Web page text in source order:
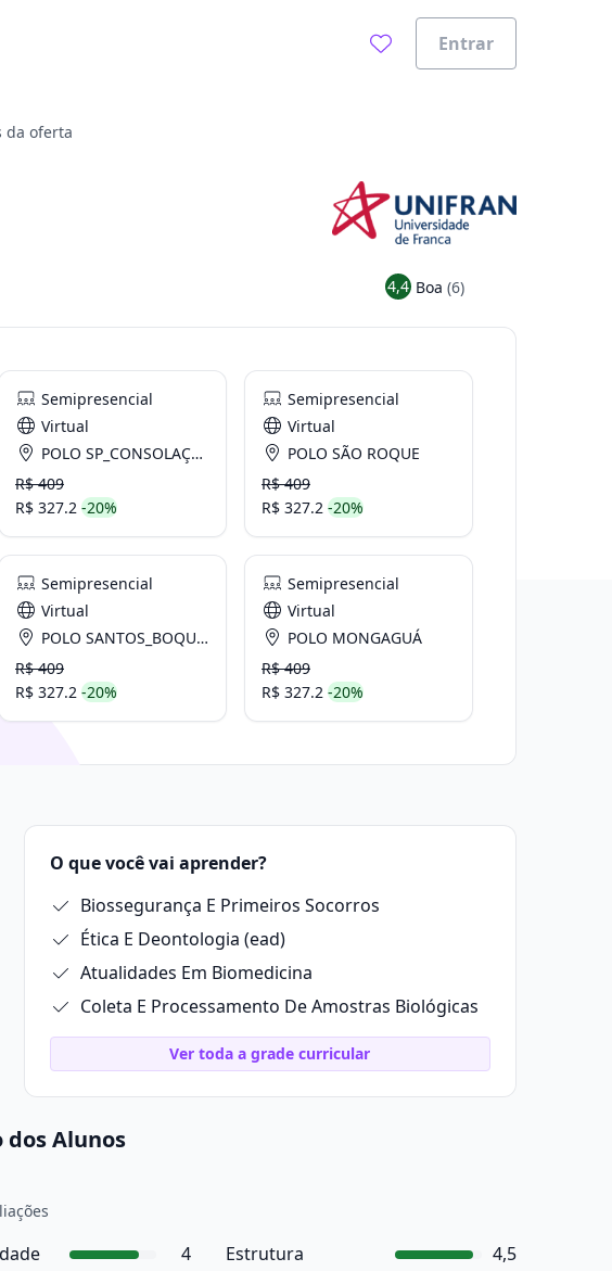
Entrar
da oferta
4,4 Boa (6)
Semipresencial
Virtual
POLO SP_CONSOLAÇÃO - São Paulo
R$ 409
R$ 327.2 -20%
Semipresencial
Virtual
POLO SÃO ROQUE
R$ 409
R$ 327.2 -20%
Semipresencial
Virtual
POLO SANTOS_BOQUEIRÃO
R$ 409
R$ 327.2 -20%
Semipresencial
Virtual
POLO MONGAGUÁ
R$ 409
R$ 327.2 -20%
O que você vai aprender?
Biossegurança E Primeiros Socorros
Ética E Deontologia (ead)
Atualidades Em Biomedicina
Coleta E Processamento De Amostras Biológicas
Ver toda a grade curricular
dos Alunos
4 Estrutura
4,5